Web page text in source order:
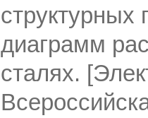
диаграмм
сталях.